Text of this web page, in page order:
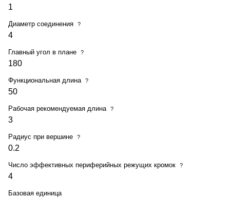
1
Диаметр соединения ?
4
Главный угол в плане ?
180
Функциональная длина ?
50
Рабочая рекомендуемая длина ?
3
Радиус при вершине ?
0.2
Число эффективных периферийных режущих кромок ?
4
Базовая единица